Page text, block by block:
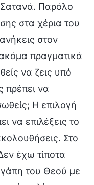
Σατανά. Παρόλο
στα χέρια του
στον
πραγματικά
να ζεις υπό
πρέπει να
Η επιλογή
να επιλέξεις το
Στο
έχω τίποτα
του Θεού με